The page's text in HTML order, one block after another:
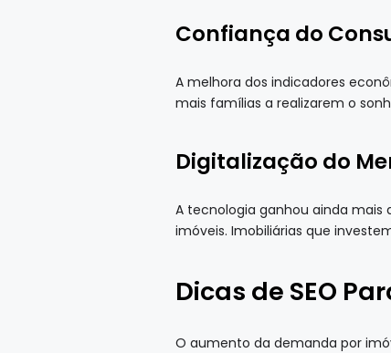
Confiança do
A melhora dos indicadores
mais famílias a realizarem o
Digitalização do
A tecnologia ganhou ainda
imóveis. Imobiliárias que
Dicas de SEO
O aumento da demanda por